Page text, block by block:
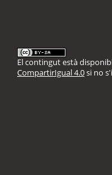
El contingut està
CompartirIgual 4.0si no